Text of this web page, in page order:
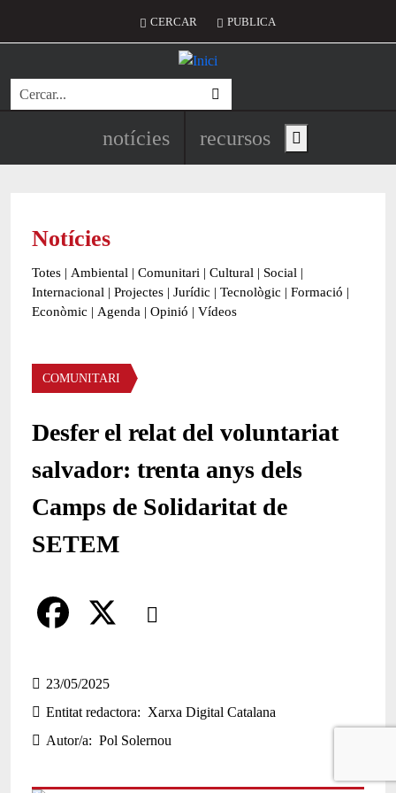
Menú del compte d'usuari
CERCAR PUBLICA
Cerca
Navegació principal de
notícies recursos Show main menu
Notícies
Totes | Ambiental | Comunitari | Cultural | Social |
Internacional | Projectes | Jurídic | Tecnològic | Formació |
Econòmic | Agenda | Opinió | Vídeos
Àmbit de la notícia
COMUNITARI
Desfer el relat del voluntariat
salvador: trenta anys dels
Camps de Solidaritat de
SETEM
Comparteix
a
c
e
23/05/2025
Entitat redactora
Xarxa Digital Catalana
Autor/a
Pol Solernou